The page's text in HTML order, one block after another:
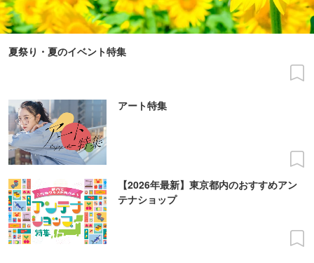
夏祭り・夏のイベント特集
アート特集
【2026年最新】東京都内のおすすめアン
テナショップ